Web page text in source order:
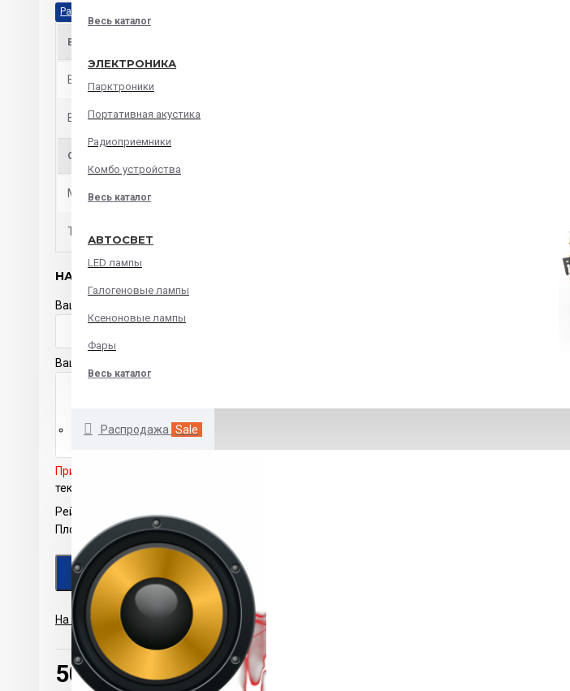
Весь каталог
ЭЛЕКТРОНИКА
Парктроники
Портативная акустика
Радиоприемники
Комбо устройства
Весь каталог
АВТОСВЕТ
LED лампы
Галогеновые лампы
Ксеноновые лампы
Фары
Весь каталог
Распродажа Sale
ВХОДЫ И ВЫХОДЫ
Входы
Выходы 2x20mm2 (4AWG)
ОБЩИЕ ХАРАКТЕРИСТИКИ
Материал защитный пластиковый кожух, блистер
Тип товара
НАПИСАТЬ ОТЗЫВ
Ваше имя
Ваш отзыв
Примечание:
текст.
Рейтинг
Плохо
Хорошо
ПРОДОЛЖИТЬ
На основе 0 отзывов. Написать отзыв
500.00р.